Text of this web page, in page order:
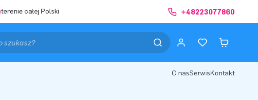
terenie całej Polski +48223077860
O nasSerwisKontakt